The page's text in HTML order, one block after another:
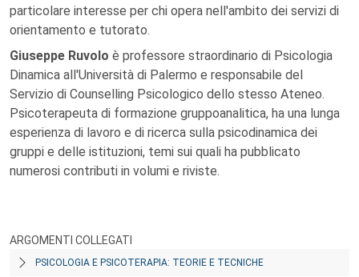
particolare interesse per chi opera nell'ambito dei servizi di
orientamento e tutorato.
Giuseppe Ruvolo è professore straordinario di Psicologia
Dinamica all'Università di Palermo e responsabile del
Servizio di Counselling Psicologico dello stesso Ateneo.
Psicoterapeuta di formazione gruppoanalitica, ha una lunga
esperienza di lavoro e di ricerca sulla psicodinamica dei
gruppi e delle istituzioni, temi sui quali ha pubblicato
numerosi contributi in volumi e riviste.
ARGOMENTI COLLEGATI
PSICOLOGIA E PSICOTERAPIA: TEORIE E TECNICHE